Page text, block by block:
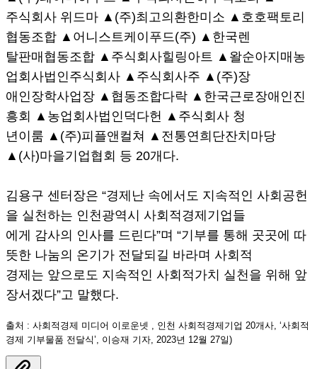
주식회사 위드마 ▲(주)최고의환한미소 ▲호호팩토리
협동조합 ▲어니스트케이푸드(주) ▲한국렌
탈판매협동조합 ▲주식회사힐링아트 ▲왈순아지매농
업회사법인주식회사 ▲주식회사주 ▲(주)장
애인장학사업장 ▲협동조합다락 ▲한국근로장애인진
흥회 ▲농업회사법인덕다헌 ▲주식회사 청
년이룸 ▲(주)피플앤컬쳐 ▲전통연희단잔치마당
▲(사)마을기업협회 등 20개다.
김용구 센터장은 “경제난 속에서도 지속적인 사회공헌
을 실천하는 인천광역시 사회적경제기업들
에게 감사의 인사를 드린다”며 “기부를 통해 곳곳에 따
뜻한 나눔의 온기가 전달되길 바라며 사회적
경제는 앞으로도 지속적인 사회적가치 실천을 위해 앞
장서겠다”고 말했다.
출처 : 사회적경제 미디어 이로운넷 , 인천 사회적경제기업 20개사, ‘사회적
경제 기부물품 전달식’, 이승재 기자, 2023년 12월 27일)